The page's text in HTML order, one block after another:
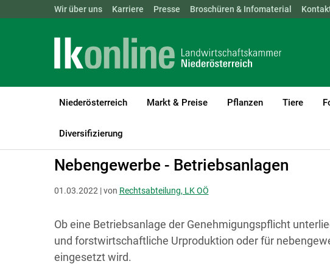
Landwirtschaftskammern: ÖSTERREICH BGLD KTN NÖ OÖ
Wir über uns Karriere Presse Broschüren & Infomaterial
Niederösterreich Markt & Preise Pflanzen Tiere
Diversifizierung
LK Niederösterreich
Nebengewerbe - Betriebsanlagen
01.03.2022 | von Rechtsabteilung, LK OÖ
Ob eine Betriebsanlage der Genehmigungspflicht
und forstwirtschaftliche Urproduktion oder für
eingesetzt wird.